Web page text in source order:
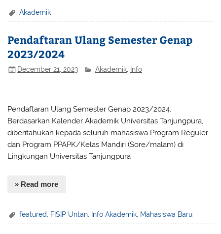
Akademik
Pendaftaran Ulang Semester Genap
2023/2024
December 21, 2023 Akademik Info
Pendaftaran Ulang Semester Genap 2023/2024.
Berdasarkan Kalender Akademik Universitas Tanjungpura,
diberitahukan kepada seluruh mahasiswa Program Reguler
dan Program PPAPK/Kelas Mandiri (Sore/malam) di
Lingkungan Universitas Tanjungpura
» Read more
featured FISIP Untan Info Akademik Mahasiswa Baru